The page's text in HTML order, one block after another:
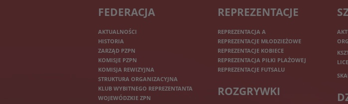
FEDERACJA
AKTUALNOŚCI
HISTORIA
ZARZĄD PZPN
KOMISJE PZPN
KOMISJA REWIZYJNA
STRUKTURA ORGANIZACYJNA
KLUB WYBITNEGO REPREZENTANTA
WOJEWÓDZKIE ZPN
REPREZENTACJE
REPREZENTACJA A
REPREZENTACJE MŁODZIEŻOWE
REPREZENTACJE KOBIECE
REPREZENTACJA PIŁKI PLAŻOWEJ
REPREZENTACJE FUTSALU
ROZGRYWKI